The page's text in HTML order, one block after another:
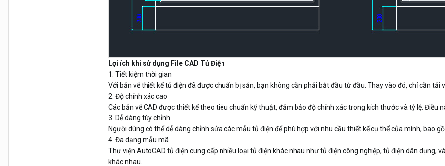
Lợi ích khi sử dụng File CAD Tủ Điện
1. Tiết kiệm thời gian
Với bản vẽ thiết kế tủ điện đã được chuẩn bị sẵn, bạn không cần phải bắt đầu từ đầu. Thay vào đó, chỉ cần tải
2. Độ chính xác cao
Các bản vẽ CAD được thiết kế theo tiêu chuẩn kỹ thuật, đảm bảo độ chính xác trong kích thước và tỷ lệ. Điều
3. Dễ dàng tùy chỉnh
Người dùng có thể dễ dàng chỉnh sửa các mẫu tủ điện để phù hợp với nhu cầu thiết kế cụ thể của mình, bao
4. Đa dạng mẫu mã
Thư viện AutoCAD tủ điện cung cấp nhiều loại tủ điện khác nhau như tủ điện công nghiệp, tủ điện dân dụng,
khác nhau.